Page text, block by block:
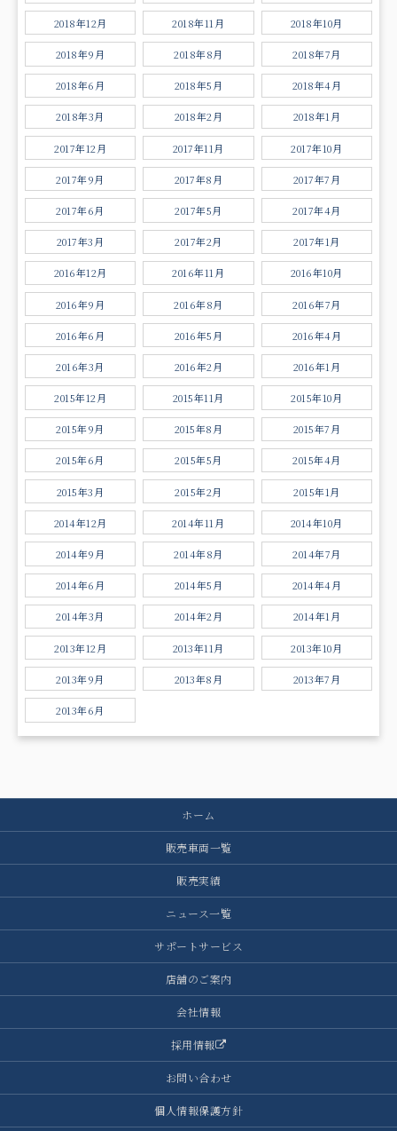
2018年12月 2018年11月 2018年10月
2018年9月 2018年8月 2018年7月
2018年6月 2018年5月 2018年4月
2018年3月 2018年2月 2018年1月
2017年12月 2017年11月 2017年10月
2017年9月 2017年8月 2017年7月
2017年6月 2017年5月 2017年4月
2017年3月 2017年2月 2017年1月
2016年12月 2016年11月 2016年10月
2016年9月 2016年8月 2016年7月
2016年6月 2016年5月 2016年4月
2016年3月 2016年2月 2016年1月
2015年12月 2015年11月 2015年10月
2015年9月 2015年8月 2015年7月
2015年6月 2015年5月 2015年4月
2015年3月 2015年2月 2015年1月
2014年12月 2014年11月 2014年10月
2014年9月 2014年8月 2014年7月
2014年6月 2014年5月 2014年4月
2014年3月 2014年2月 2014年1月
2013年12月 2013年11月 2013年10月
2013年9月 2013年8月 2013年7月
2013年6月
ホーム
販売車両一覧
販売実績
ニュース一覧
サポートサービス
店舗のご案内
会社情報
採用情報
お問い合わせ
個人情報保護方針